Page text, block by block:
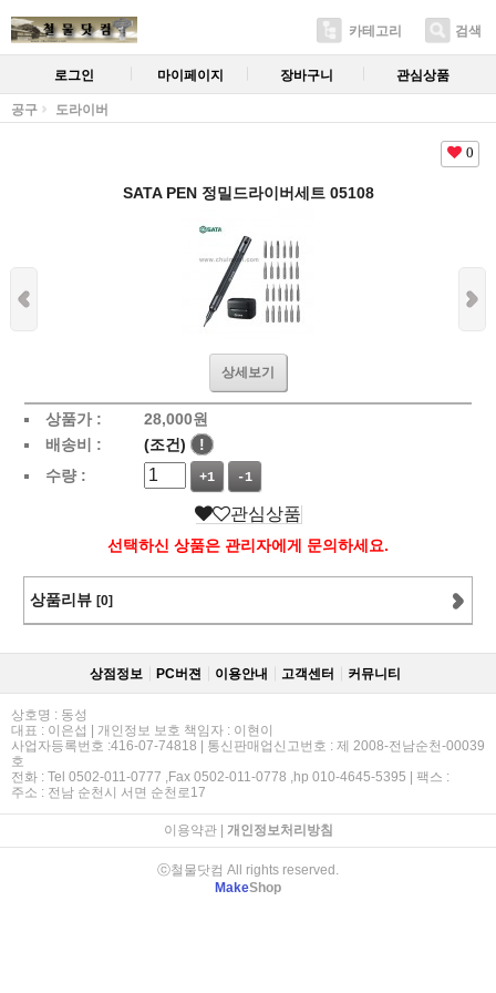
카테고리 검색
로그인 마이페이지 장바구니 관심상품
공구 도라이버
0
SATA PEN 정밀드라이버세트 05108
상세보기
상품가 : 28,000원
배송비 :
(조건)
!
수량 :
+1 -1
관심상품
선택하신 상품은 관리자에게 문의하세요.
상품리뷰 [0]
상점정보 PC버젼 이용안내 고객센터 커뮤니티
상호명 : 동성
대표 : 이은섭 | 개인정보 보호 책임자 : 이현이
사업자등록번호 :416-07-74818 | 통신판매업신고번호 : 제 2008-전남순천-00039
호
전화 : Tel 0502-011-0777 ,Fax 0502-011-0778 ,hp 010-4645-5395 | 팩스 :
주소 : 전남 순천시 서면 순천로17
이용약관| 개인정보처리방침
ⓒ철물닷컴 All rights reserved.
MakeShop